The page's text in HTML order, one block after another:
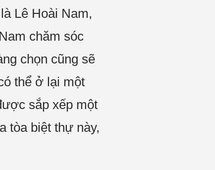
Lê Hoài Nam,
chăm sóc
chọn cũng sẽ
thể ở lại một
sắp xếp một
tòa biệt thự này,